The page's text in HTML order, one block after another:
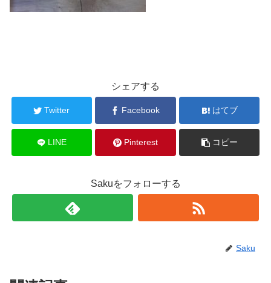
シェアする
Twitter Facebook はてブ
LINE Pinterest コピー
Sakuをフォローする
Saku